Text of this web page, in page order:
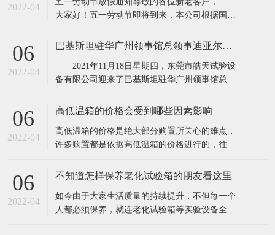
产品、道路运输、电力能源原材料、航天航空、
诊疗化工厂、塑料橡料等及有关产品之耐高温，
2022-04
大家好！五一劳动节即将到来，本公司根据国务
动节假期安排通知如下：1、4月30日至5月4日
调休上班。节假日期间,各位新老客
06
2022-04
巴基斯坦驻华广州领事馆总领事迪亚尔汗先生和商务参赞穆罕默德·艾凡先生一行莅临东莞市皓天试验设备有限公司参观交流指导
2021年11月18日星期四，东莞市皓天试验设
备有限公司迎来了巴基斯坦驻华广州领事馆总领
中方代表陈新生一行莅临工厂参观指导。 东
基斯坦驻华广州领事馆总领事迪亚尔汗先生和商
务参赞穆罕默德·艾凡先生、中方代表
06
2022-04
高低温箱的价格会受到哪些因素影响
​高低温箱的价格是绝大部分购置所关心的难点，
许多购置都是依据高低温箱的价格进行的，往往
工制作工艺.原料.核心技术等因素不一样，因此在
的温度要求越高，价格就越高。由于温度越高，
压榨和改性工程塑料的成本费用就越高。挑选
06
2022-04
不知道怎样保养老化试验箱的朋友看这里
​如今由于大家生活质量的持续提升，不但每一个
人都必须保养，就连老化试验箱等实验设备全是